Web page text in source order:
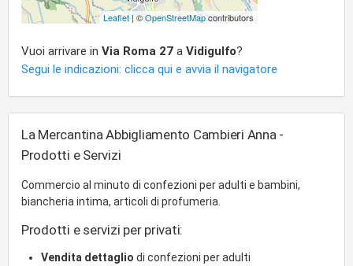
Leaflet| ©OpenStreetMapcontributors
Vuoi arrivare in Via Roma 27 a Vidigulfo?
Segui le indicazioni: clicca qui e avvia il navigatore
La Mercantina Abbigliamento Cambieri Anna -
Prodotti e Servizi
Commercio al minuto di confezioni per adulti e bambini,
biancheria intima, articoli di profumeria.
Prodotti e servizi per privati:
Vendita dettaglio di confezioni per adulti